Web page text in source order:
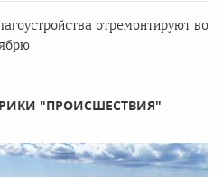
отремонтируют во
"ПРОИСШЕСТВИЯ"